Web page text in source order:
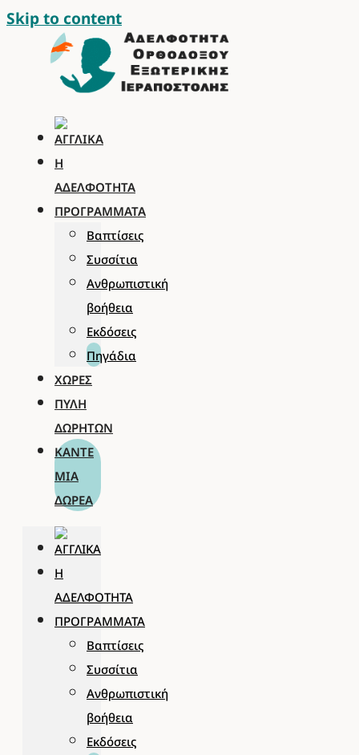
Skip to content
Η
ΑΔΕΛΦΌΤΗΤΑ
ΠΡΟΓΡΆΜΜΑΤΑ
Βαπτίσεις
Συσσίτια
Ανθρωπιστική
βοήθεια
Εκδόσεις
Πηγάδια
ΧΏΡΕΣ
ΠΎΛΗ
ΔΩΡΗΤΏΝ
ΚΆΝΤΕ
ΜΊΑ
ΔΩΡΕΆ
Η
ΑΔΕΛΦΌΤΗΤΑ
ΠΡΟΓΡΆΜΜΑΤΑ
Βαπτίσεις
Συσσίτια
Ανθρωπιστική
βοήθεια
Εκδόσεις